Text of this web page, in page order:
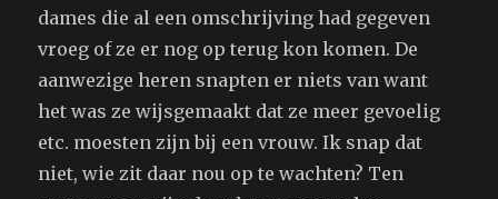
dames die al een omschrijving had gegeven
vroeg of ze er nog op terug kon komen. De
aanwezige heren snapten er niets van want
het was ze wijsgemaakt dat ze meer gevoelig
etc. moesten zijn bij een vrouw. Ik snap dat
niet, wie zit daar nou op te wachten? Ten